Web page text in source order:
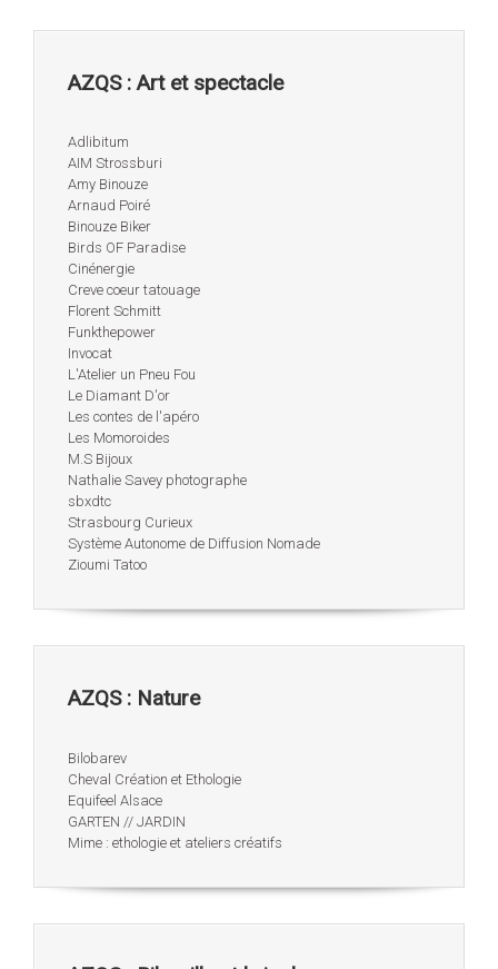
AZQS : Art et spectacle
Adlibitum
AIM Strossburi
Amy Binouze
Arnaud Poiré
Binouze Biker
Birds OF Paradise
Cinénergie
Creve coeur tatouage
Florent Schmitt
Funkthepower
Invocat
L'Atelier un Pneu Fou
Le Diamant D'or
Les contes de l'apéro
Les Momoroides
M.S Bijoux
Nathalie Savey photographe
sbxdtc
Strasbourg Curieux
Système Autonome de Diffusion Nomade
Zioumi Tatoo
AZQS : Nature
Bilobarev
Cheval Création et Ethologie
Equifeel Alsace
GARTEN // JARDIN
Mime : ethologie et ateliers créatifs